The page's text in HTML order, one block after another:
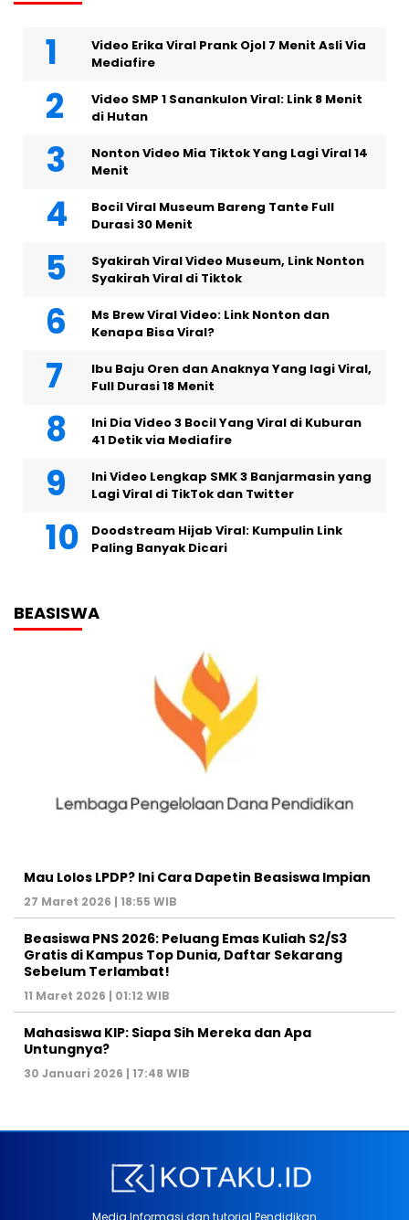
Video Erika Viral Prank Ojol 7 Menit Asli Via
Mediafire
Video SMP 1 Sanankulon Viral: Link 8 Menit
di Hutan
Nonton Video Mia Tiktok Yang Lagi Viral 14
Menit
Bocil Viral Museum Bareng Tante Full
Durasi 30 Menit
Syakirah Viral Video Museum, Link Nonton
Syakirah Viral di Tiktok
Ms Brew Viral Video: Link Nonton dan
Kenapa Bisa Viral?
Ibu Baju Oren dan Anaknya Yang lagi Viral,
Full Durasi 18 Menit
Ini Dia Video 3 Bocil Yang Viral di Kuburan
41 Detik via Mediafire
Ini Video Lengkap SMK 3 Banjarmasin yang
Lagi Viral di TikTok dan Twitter
Doodstream Hijab Viral: Kumpulin Link
Paling Banyak Dicari
BEASISWA
Mau Lolos LPDP? Ini Cara Dapetin Beasiswa Impian
27 Maret 2026 | 18:55 WIB
Beasiswa PNS 2026: Peluang Emas Kuliah S2/S3
Gratis di Kampus Top Dunia, Daftar Sekarang
Sebelum Terlambat!
11 Maret 2026 | 01:12 WIB
Mahasiswa KIP: Siapa Sih Mereka dan Apa
Untungnya?
30 Januari 2026 | 17:48 WIB
Media Informasi dan tutorial Pendidikan